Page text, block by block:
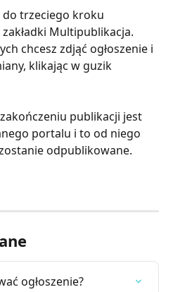
trzeciego kroku
Multipublikacja.
chcesz zdjąć ogłoszenie i
klikając w guzik
publikacji jest
portalu i to od niego
odpublikowane.
ogłoszenie?